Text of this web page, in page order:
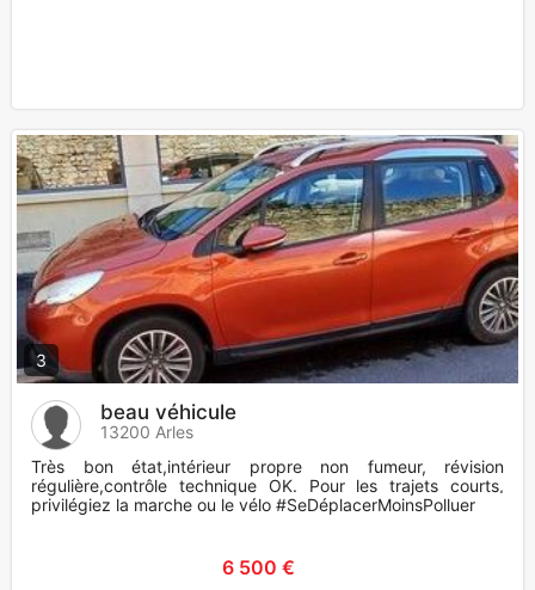
3
beau véhicule
13200 Arles
Très bon état,intérieur propre non fumeur, révision
régulière,contrôle technique OK. Pour les trajets courts,
privilégiez la marche ou le vélo #SeDéplacerMoinsPolluer
6 500 €